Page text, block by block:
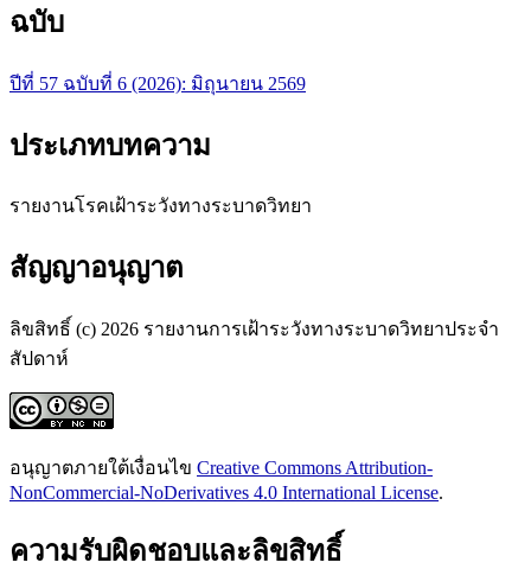
ฉบับ
ปีที่ 57 ฉบับที่ 6 (2026): มิถุนายน 2569
ประเภทบทความ
รายงานโรคเฝ้าระวังทางระบาดวิทยา
สัญญาอนุญาต
ลิขสิทธิ์ (c) 2026 รายงานการเฝ้าระวังทางระบาดวิทยาประจำ
สัปดาห์
อนุญาตภายใต้เงื่อนไข Creative Commons Attribution-
NonCommercial-NoDerivatives 4.0 International License.
ความรับผิดชอบและลิขสิทธิ์